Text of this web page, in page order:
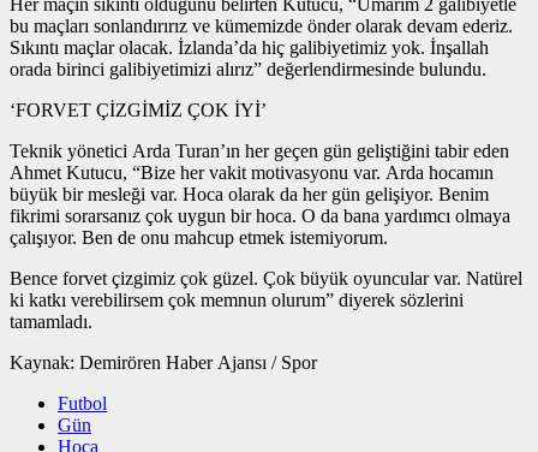
Her maçın sıkıntı olduğunu belirten Kutucu, “Umarım 2 galibiyetle
bu maçları sonlandırırız ve kümemizde önder olarak devam ederiz.
Sıkıntı maçlar olacak. İzlanda’da hiç galibiyetimiz yok. İnşallah
orada birinci galibiyetimizi alırız” değerlendirmesinde bulundu.
‘FORVET ÇİZGİMİZ ÇOK İYİ’
Teknik yönetici Arda Turan’ın her geçen gün geliştiğini tabir eden
Ahmet Kutucu, “Bize her vakit motivasyonu var. Arda hocamın
büyük bir mesleği var. Hoca olarak da her gün gelişiyor. Benim
fikrimi sorarsanız çok uygun bir hoca. O da bana yardımcı olmaya
çalışıyor. Ben de onu mahcup etmek istemiyorum.
Bence forvet çizgimiz çok güzel. Çok büyük oyuncular var. Natürel
ki katkı verebilirsem çok memnun olurum” diyerek sözlerini
tamamladı.
Kaynak: Demirören Haber Ajansı / Spor
Futbol
Gün
Hoca